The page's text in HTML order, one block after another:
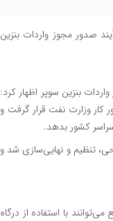
صدور مجوز واردات بنزین
بنزین سوپر اظهار کرد:
هیئت وزیران در تاریخ ۲۰ آبان ۱۴۰۳ و نیز قانون بودجه سال ۱۴۰۴ در دستور کار وزارت نفت قرار گرفت و
کشور بدهد.
تنظیم و نهایی‌سازی شد و
با استفاده از درگاه